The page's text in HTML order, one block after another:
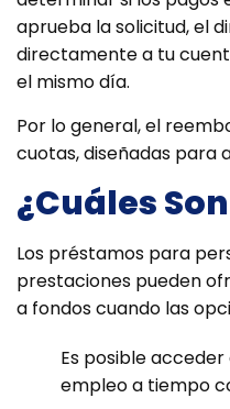
aprueba la solicitud, el
directamente a tu
el mismo día.
Por lo general, el
cuotas, diseñadas para
¿Cuáles
Los préstamos para
prestaciones pueden
a fondos cuando las
Es posible
empleo a tiempo